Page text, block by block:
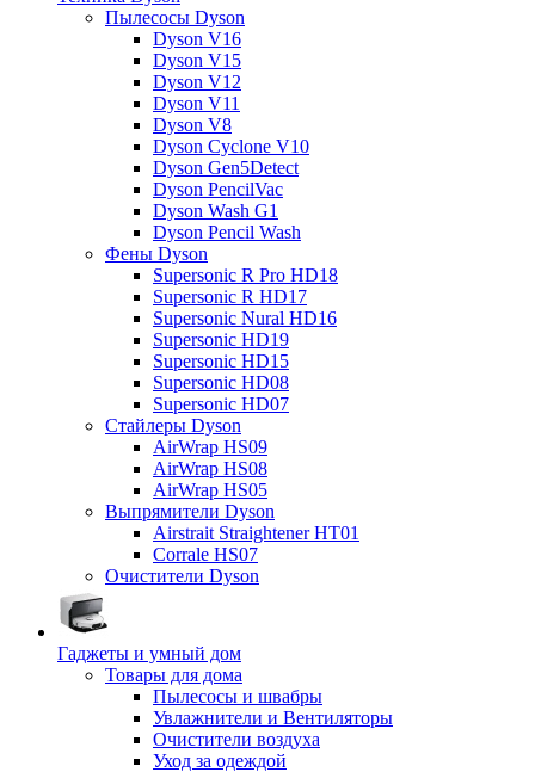
Пылесосы Dyson
Dyson V16
Dyson V15
Dyson V12
Dyson V11
Dyson V8
Dyson Cyclone V10
Dyson Gen5Detect
Dyson PencilVac
Dyson Wash G1
Dyson Pencil Wash
Фены Dyson
Supersonic R Pro HD18
Supersonic R HD17
Supersonic Nural HD16
Supersonic HD19
Supersonic HD15
Supersonic HD08
Supersonic HD07
Стайлеры Dyson
AirWrap HS09
AirWrap HS08
AirWrap HS05
Выпрямители Dyson
Airstrait Straightener HT01
Corrale HS07
Очистители Dyson
Гаджеты и умный дом
Товары для дома
Пылесосы и швабры
Увлажнители и Вентиляторы
Очистители воздуха
Уход за одеждой